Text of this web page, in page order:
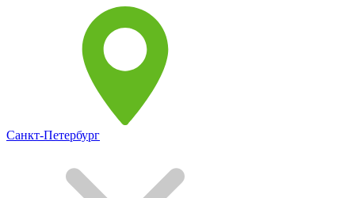
Санкт-Петербург